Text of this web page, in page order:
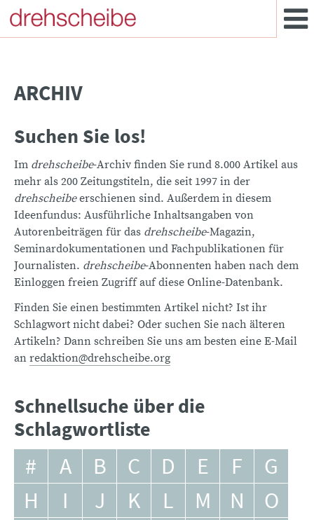
ARCHIV
Suchen Sie los!
Im drehscheibe-Archiv finden Sie rund 8.000 Artikel aus
mehr als 200 Zeitungstiteln, die seit 1997 in der
drehscheibeerschienen sind. Außerdem in diesem
Ideenfundus: Ausführliche Inhaltsangaben von
Autorenbeiträgen für das drehscheibe-Magazin,
Seminardokumentationen und Fachpublikationen für
Journalisten. drehscheibe-Abonnenten haben nach dem
Einloggen freien Zugriff auf diese Online-Datenbank.
Finden Sie einen bestimmten Artikel nicht? Ist ihr
Schlagwort nicht dabei? Oder suchen Sie nach älteren
Artikeln? Dann schreiben Sie uns am besten eine E-Mail
an redaktion@drehscheibe.org
Schnellsuche über die
Schlagwortliste
# A B C D E F
G
H
I J K L M N
O